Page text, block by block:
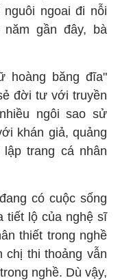
ngoai đi nỗi
gần đây, bà
hoàng băng đĩa"
đời tư với truyền
ngôi sao sử
khán giả, quảng
trang cá nhân
có cuộc sống
tiết lộ của nghệ sĩ
thiết trong nghề
chị thi thoảng vẫn
nghề. Dù vậy,